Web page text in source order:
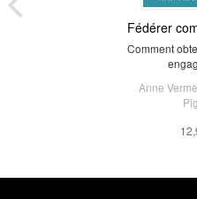
Fédérer
Comment
Anne